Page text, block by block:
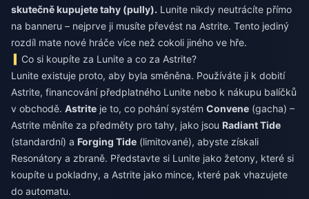
skutečně kupujete tahy (pully). Lunite nikdy neutrácíte přímo
na banneru – nejprve ji musíte převést na Astrite. Tento jediný
rozdíl mate nové hráče více než cokoli jiného ve hře.
Co si koupíte za Lunite a co za Astrite?
Lunite existuje proto, aby byla směněna. Používáte ji k dobití
Astrite, financování předplatného Lunite nebo k nákupu balíčků
v obchodě. Astrite je to, co pohání systém Convene (gacha) –
Astrite měníte za předměty pro tahy, jako jsou Radiant Tide
(standardní) a Forging Tide (limitované), abyste získali
Resonátory a zbraně. Představte si Lunite jako žetony, které si
koupíte u pokladny, a Astrite jako mince, které pak vhazujete
do automatu.